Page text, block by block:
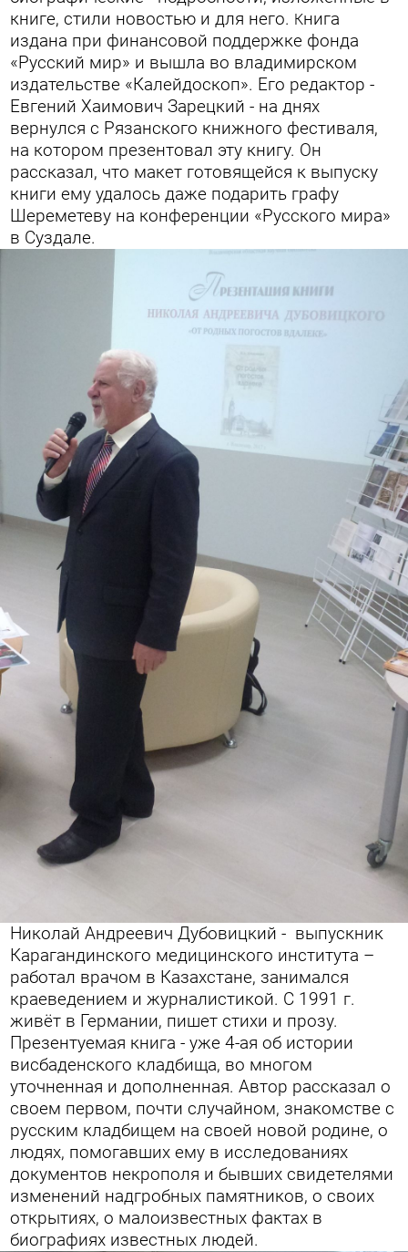
книге, стили новостью и для него. Книга
издана при финансовой поддержке фонда
«Русский мир» и вышла во владимирском
издательстве «Калейдоскоп». Его редактор -
Евгений Хаимович Зарецкий - на днях
вернулся с Рязанского книжного фестиваля,
на котором презентовал эту книгу. Он
рассказал, что макет готовящейся к выпуску
книги ему удалось даже подарить графу
Шереметеву на конференции «Русского мира»
в Суздале.
Николай Андреевич Дубовицкий - выпускник
Карагандинского медицинского института –
работал врачом в Казахстане, занимался
краеведением и журналистикой. С 1991 г.
живёт в Германии, пишет стихи и прозу.
Презентуемая книга - уже 4-ая об истории
висбаденского кладбища, во многом
уточненная и дополненная. Автор рассказал о
своем первом, почти случайном, знакомстве с
русским кладбищем на своей новой родине, о
людях, помогавших ему в исследованиях
документов некрополя и бывших свидетелями
изменений надгробных памятников, о своих
открытиях, о малоизвестных фактах в
биографиях известных людей.